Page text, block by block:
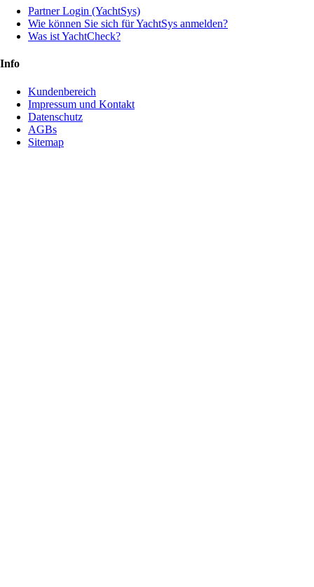
Partner Login (YachtSys)
Wie können Sie sich für YachtSys anmelden?
Was ist YachtCheck?
Info
Kundenbereich
Impressum und Kontakt
Datenschutz
AGBs
Sitemap